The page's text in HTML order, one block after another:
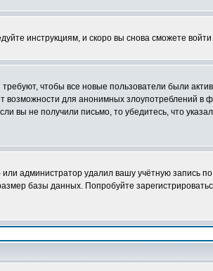
инструкциям, и скоро вы снова сможете
чтобы все новые пользователи были
возможности для анонимных злоупотреблений в
вы не получили письмо, то убедитесь, что
администратор удалил вашу учётную запись
базы данных. Попробуйте